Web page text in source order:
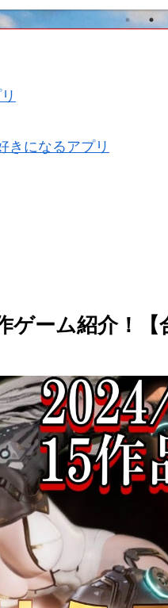
【Switch/PS/Xbox/Stea
m】
になるアプリ
ゲーム紹介！【